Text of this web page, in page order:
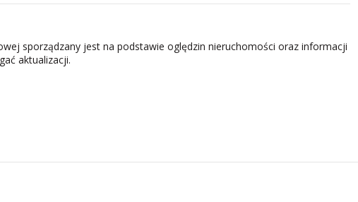
sporządzany jest na podstawie oględzin nieruchomości oraz informacji
aktualizacji.